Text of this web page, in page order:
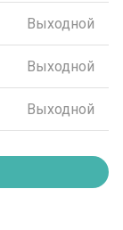
Выходной
Выходной
Выходной